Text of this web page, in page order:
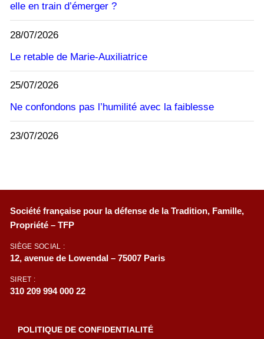
elle en train d’émerger ?
28/07/2026
Le retable de Marie-Auxiliatrice
25/07/2026
Ne confondons pas l’humilité avec la faiblesse
23/07/2026
Société française pour la défense de la Tradition, Famille,
Propriété – TFP
SIÈGE SOCIAL :
12, avenue de Lowendal – 75007 Paris
SIRET :
310 209 994 000 22
POLITIQUE DE CONFIDENTIALITÉ